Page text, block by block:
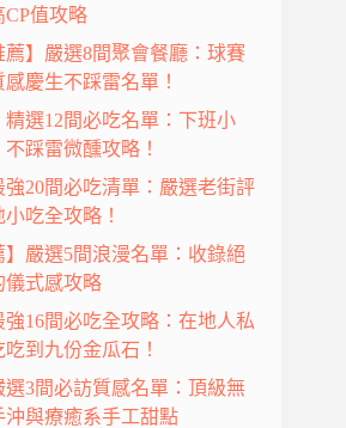
值攻略
薦】嚴選8間聚會餐廳：球賽
慶生不踩雷名單！
精選12間必吃名單：下班小
踩雷微醺攻略！
強20間必吃清單：嚴選老街評
吃全攻略！
】嚴選5間浪漫名單：收錄絕
儀式感攻略
強16間必吃全攻略：在地人私
到九份金瓜石！
選3間必訪質感名單：頂級無
與療癒系手工甜點